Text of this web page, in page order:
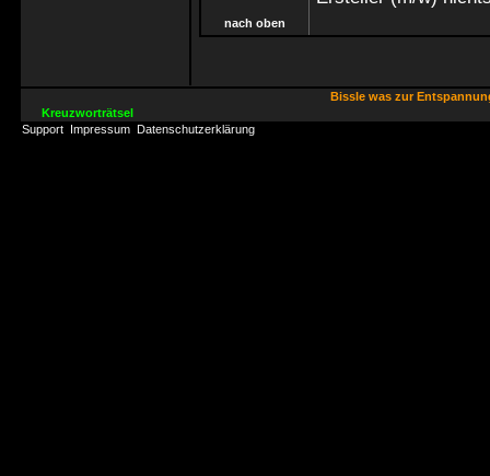
nach oben
Bissle was zur
Kreuzworträtsel
Support Impressum Datenschutzerklärung